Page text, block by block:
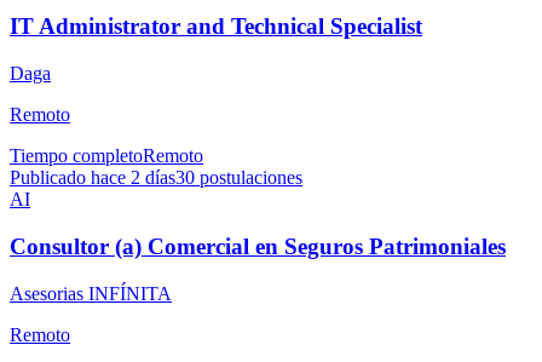
IT Administrator and Technical Specialist
Daga
Remoto
Tiempo completoRemoto
Publicado hace 2 días30 postulaciones
AI
Consultor (a) Comercial en Seguros Patrimoniales
Asesorias INFÍNITA
Remoto